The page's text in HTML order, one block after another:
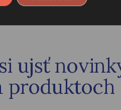
ujsť
produktoch